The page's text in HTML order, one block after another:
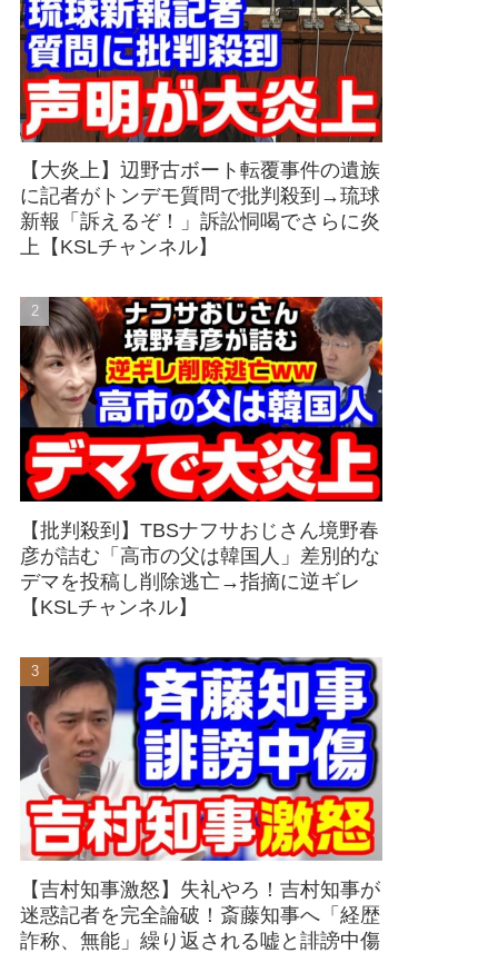
【大炎上】辺野古ボート転覆事件の遺族
に記者がトンデモ質問で批判殺到→琉球
新報「訴えるぞ！」訴訟恫喝でさらに炎
上【KSLチャンネル】
【批判殺到】TBSナフサおじさん境野春
彦が詰む「高市の父は韓国人」差別的な
デマを投稿し削除逃亡→指摘に逆ギレ
【KSLチャンネル】
【吉村知事激怒】失礼やろ！吉村知事が
迷惑記者を完全論破！斎藤知事へ「経歴
詐称、無能」繰り返される嘘と誹謗中傷